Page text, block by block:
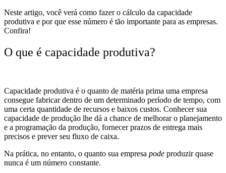
Neste artigo, você verá como fazer o cálculo da capacidade
produtiva e por que esse número é tão importante para as empresas.
Confira!
O que é capacidade produtiva?
Capacidade produtiva é o quanto de matéria prima uma empresa
consegue fabricar dentro de um determinado período de tempo, com
uma certa quantidade de recursos e baixos custos. Conhecer sua
capacidade de produção lhe dá a chance de melhorar o planejamento
e a programação da produção, fornecer prazos de entrega mais
precisos e prever seu fluxo de caixa.
Na prática, no entanto, o quanto sua empresa pode produzir quase
nunca é um número constante.